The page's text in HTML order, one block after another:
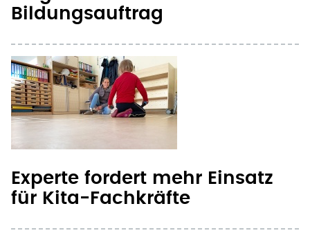
Bildungsauftrag
Experte fordert mehr Einsatz
für Kita-Fachkräfte